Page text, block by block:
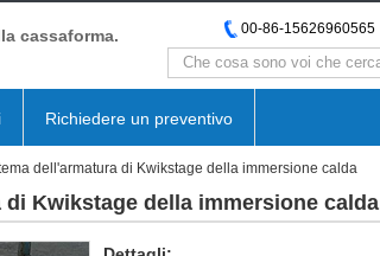
cassaforma.
00-86-15626960565
Richiedere un preventivo
dell'armatura di Kwikstage della immersione calda
Kwikstage della immersione calda